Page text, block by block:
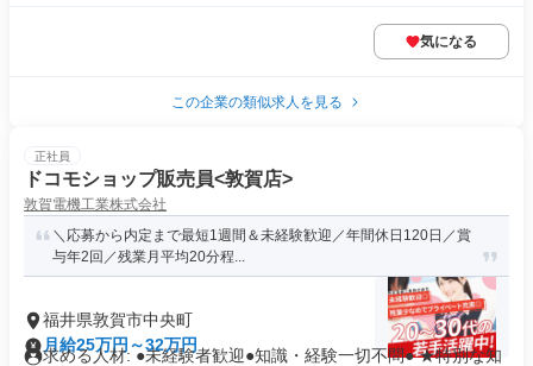
気になる
この企業の類似求人を見る
正社員
ドコモショップ販売員<敦賀店>
敦賀電機工業株式会社
＼応募から内定まで最短1週間＆未経験歓迎／年間休日120日／賞
与年2回／残業月平均20分程...
福井県敦賀市中央町
月給25万円～32万円
求める人材: ●未経験者歓迎●知識・経験一切不問● ★特別な知